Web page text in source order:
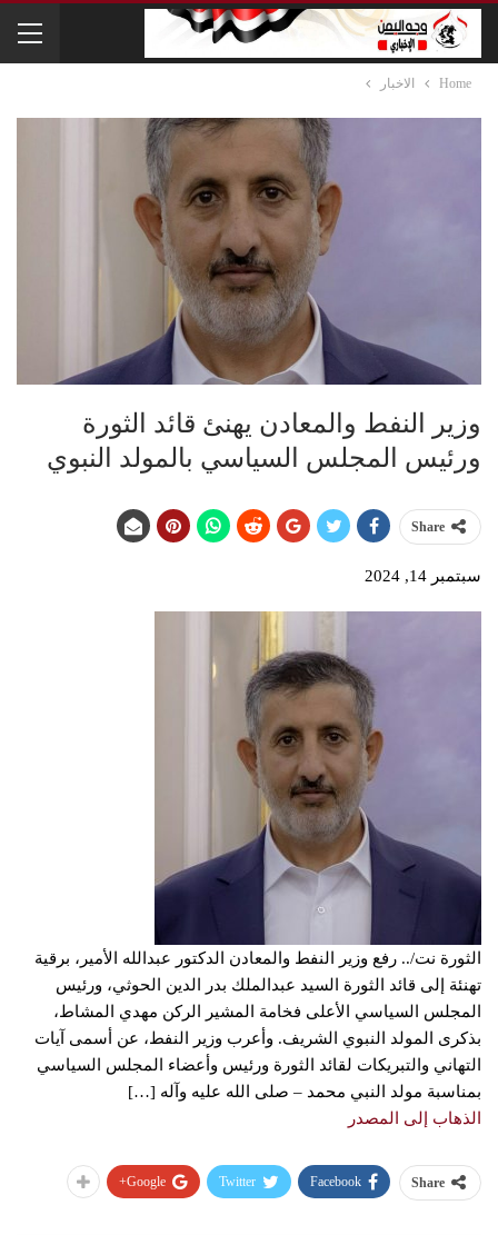
Home الاخبار
وزير النفط والمعادن يهنئ قائد الثورة
ورئيس المجلس السياسي بالمولد النبوي
Share
سبتمبر 14, 2024
الثورة نت/.. رفع وزير النفط والمعادن الدكتور عبدالله الأمير، برقية
تهنئة إلى قائد الثورة السيد عبدالملك بدر الدين الحوثي، ورئيس
المجلس السياسي الأعلى فخامة المشير الركن مهدي المشاط،
بذكرى المولد النبوي الشريف. وأعرب وزير النفط، عن أسمى آيات
التهاني والتبريكات لقائد الثورة ورئيس وأعضاء المجلس السياسي
بمناسبة مولد النبي محمد – صلى الله عليه وآله […]
الذهاب إلى المصدر
Share
Facebook
Twitter
Google+